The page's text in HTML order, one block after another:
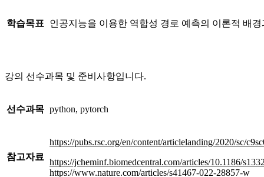
학습목표 인공지능을 이용한 역합성 경로 예측의 이론적 배
강의 선수과목 및 준비사항입니다.
선수과목 python, pytorch
참고자료
https://pubs.rsc.org/en/content/articlelanding/2020/sc/
https://jcheminf.biomedcentral.com/articles/10.1186/
https://www.nature.com/articles/s41467-022-28857-w